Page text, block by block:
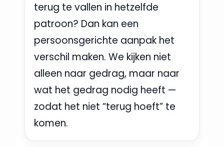
terug te vallen in hetzelfde
patroon? Dan kan een
persoonsgerichte aanpak het
verschil maken. We kijken niet
alleen naar gedrag, maar naar
wat het gedrag nodig heeft —
zodat het niet “terug hoeft” te
komen.